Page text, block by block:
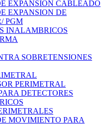
EXPANSION CABLEADO
EXPANSION DE
PGM
INALAMBRICOS
SOBRETENSIONES
PERIMETRAL
DETECTORES
MOVIMIENTO PARA